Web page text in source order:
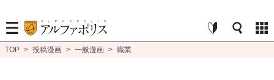
TOP > 投稿漫画 > 一般漫画 > 職業